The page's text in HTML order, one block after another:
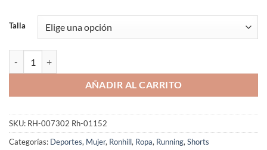
Talla
AÑADIR AL CARRITO
SKU: RH-007302 Rh-01152
Categorías: Deportes, Mujer, Ronhill, Ropa, Running,Shorts